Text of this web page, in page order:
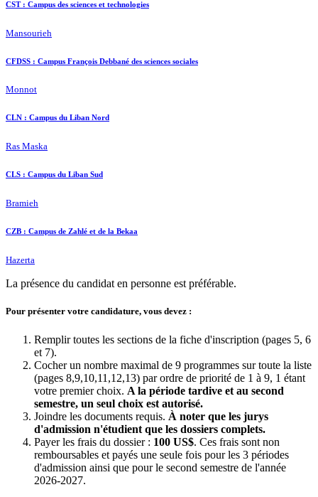
CST : Campus des sciences et technologies
Mansourieh
CFDSS : Campus François Debbané des sciences sociales
Monnot
CLN : Campus du Liban Nord
Ras Maska
CLS : Campus du Liban Sud
Bramieh
CZB : Campus de Zahlé et de la Bekaa
Hazerta
La présence du candidat en personne est préférable.
Pour présenter votre candidature, vous devez :
Remplir toutes les sections de la fiche d'inscription (pages 5, 6
et 7).
Cocher un nombre maximal de 9 programmes sur toute la liste
(pages 8,9,10,11,12,13) par ordre de priorité de 1 à 9, 1 étant
votre premier choix. A la période tardive et au second
semestre, un seul choix est autorisé.
Joindre les documents requis. À noter que les jurys
d'admission n'étudient que les dossiers complets.
Payer les frais du dossier : 100 US$. Ces frais sont non
remboursables et payés une seule fois pour les 3 périodes
d'admission ainsi que pour le second semestre de l'année
2026-2027.